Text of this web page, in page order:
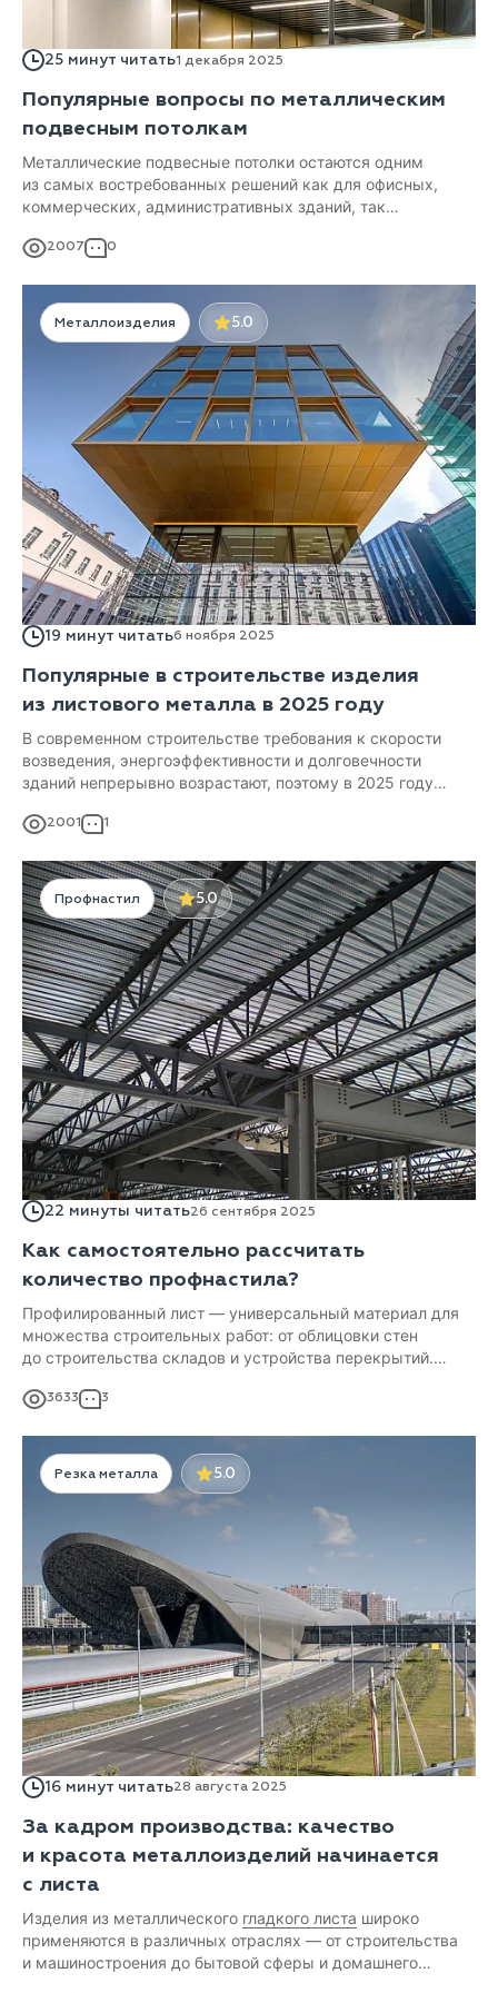
25 минут читать1 декабря 2025
Популярные вопросы по металлическим
подвесным потолкам
Металлические подвесные потолки остаются одним
из самых востребованных решений как для офисных,
коммерческих, административных зданий, так
распространённые вопросы о навесных потолках
2007 0
Металлоизделия 5.0
19 минут читать6 ноября 2025
Популярные в строительстве изделия
из листового металла в 2025 году
В современном строительстве требования к скорости
возведения, энергоэффективности и долговечности
зданий непрерывно возрастают, поэтому в 2025 году
на высоком уровне. Это обусловлено не только
но и адаптивностью под новые задачи.
2001 1
Профнастил 5.0
22 минуты читать26 сентября 2025
Как самостоятельно рассчитать
количество профнастила?
Профилированный лист — универсальный материал для
множества строительных работ: от облицовки стен
до строительства складов и устройства перекрытий.
профлиста, нужно знать основные расчетные величины
3633 3
Резка металла 5.0
16 минут читать28 августа 2025
За кадром производства: качество
и красота металлоизделий начинается
с листа
Изделия из металлического гладкого листа широко
применяются в различных отраслях — от строительства
и машиностроения до бытовой сферы и домашнего